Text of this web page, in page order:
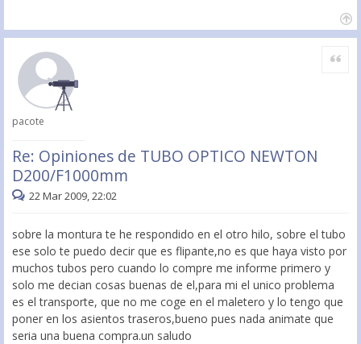
pacote
Re: Opiniones de TUBO OPTICO NEWTON
D200/F1000mm
Citar
22 Mar 2009, 22:02
sobre la montura te he respondido en el otro hilo, sobre el tubo
ese solo te puedo decir que es flipante,no es que haya visto por
muchos tubos pero cuando lo compre me informe primero y
solo me decian cosas buenas de el,para mi el unico problema
es el transporte, que no me coge en el maletero y lo tengo que
poner en los asientos traseros,bueno pues nada animate que
seria una buena compra.un saludo